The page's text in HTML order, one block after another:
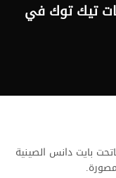
تيك توك في
بايت دانس الصينية